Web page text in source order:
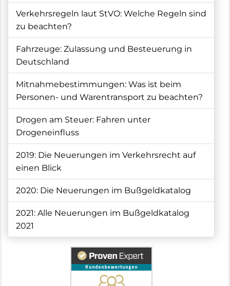
Verkehrsregeln laut StVO: Welche Regeln sind
zu beachten?
Fahrzeuge: Zulassung und Besteuerung in
Deutschland
Mitnahmebestimmungen: Was ist beim
Personen- und Warentransport zu beachten?
Drogen am Steuer: Fahren unter
Drogeneinfluss
2019: Die Neuerungen im Verkehrsrecht auf
einen Blick
2020: Die Neuerungen im Bußgeldkatalog
2021: Alle Neuerungen im Bußgeldkatalog
2021